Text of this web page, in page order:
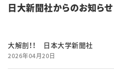
日大新聞社からのお知らせ
大解剖！！ 日本大学新聞社
2026年04月20日